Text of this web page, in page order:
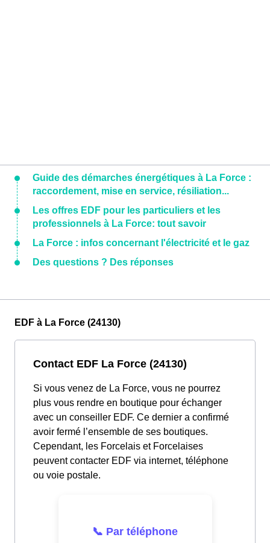
Guide des démarches énergétiques à La Force :
raccordement, mise en service, résiliation...
Les offres EDF pour les particuliers et les
professionnels à La Force: tout savoir
La Force : infos concernant l'électricité et le gaz
Des questions ? Des réponses
EDF à La Force (24130)
Contact EDF La Force (24130)
Si vous venez de La Force, vous ne pourrez
plus vous rendre en boutique pour échanger
avec un conseiller EDF. Ce dernier a confirmé
avoir fermé l’ensemble de ses boutiques.
Cependant, les Forcelais et Forcelaises
peuvent contacter EDF via internet, téléphone
ou voie postale.
📞 Par téléphone